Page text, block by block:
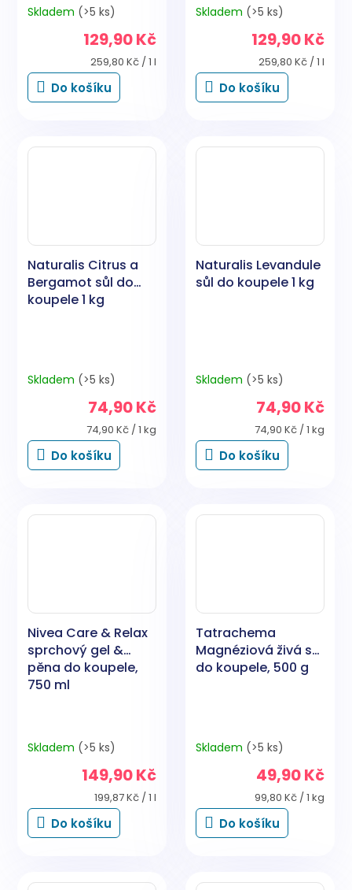
Skladem (>5 ks)
129,90 Kč
Měrná
cena:
259,80 Kč / 1 l
Do košíku
Skladem (>5 ks)
129,90 Kč
Měrná
cena:
259,80 Kč / 1 l
Do košíku
Naturalis Citrus a
Bergamot sůl do
koupele 1 kg
Skladem (>5 ks)
74,90 Kč
Měrná
cena:
74,90 Kč / 1 kg
Do košíku
Naturalis Levandule
sůl do koupele 1 kg
Skladem (>5 ks)
74,90 Kč
Měrná
cena:
74,90 Kč / 1 kg
Do košíku
Nivea Care & Relax
sprchový gel &
pěna do koupele,
750 ml
Skladem (>5 ks)
149,90 Kč
Měrná
cena:
199,87 Kč / 1 l
Do košíku
Tatrachema
Magnéziová živá sůl
do koupele, 500 g
Skladem (>5 ks)
49,90 Kč
Měrná
cena:
99,80 Kč / 1 kg
Do košíku